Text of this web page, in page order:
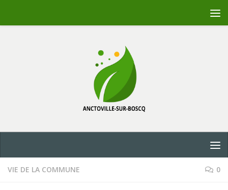
VIE DE LA COMMUNE 0